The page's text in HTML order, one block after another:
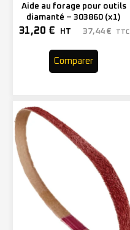
Aide au forage pour outils
diamanté – 303860 (x1)
31,20 € HT 37,44 € TTC
Comparer